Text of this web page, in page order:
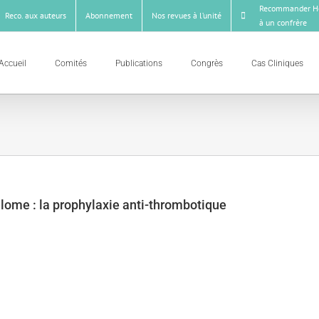
Reco. aux auteurs Abonnement Nos revues à l’unité
Recommander
à un confrère
Comités Publications Congrès Cas Cliniques
: la prophylaxie anti-thrombotique